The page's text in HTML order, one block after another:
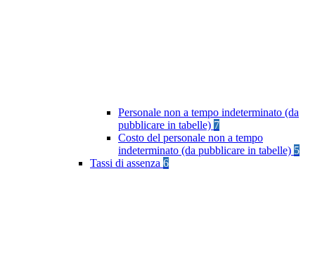
Personale non a tempo indeterminato (da
pubblicare in tabelle) 7
Costo del personale non a tempo
indeterminato (da pubblicare in tabelle) 5
Tassi di assenza 6